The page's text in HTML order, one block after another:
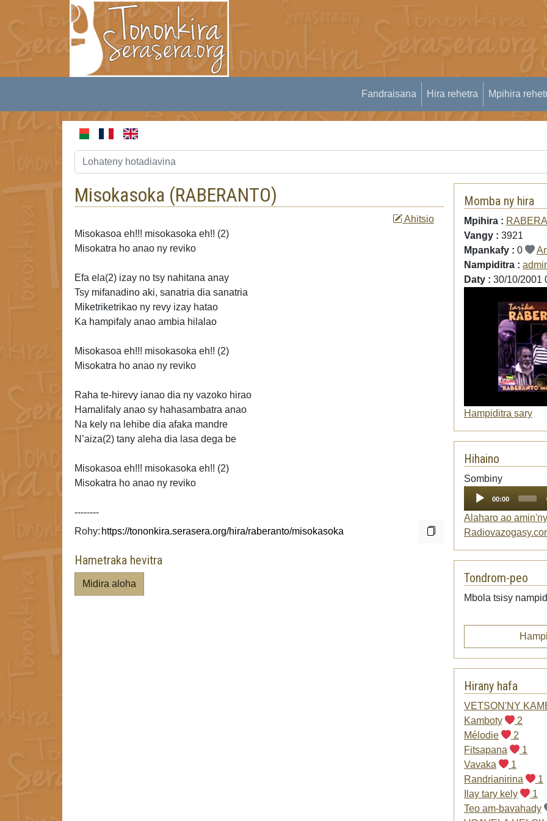
Fandraisana Hira rehetra Mpihira
Misokasoka (RABERANTO)
Ahitsio
Misokasoa eh!!! misokasoka eh!! (2)
Misokatra ho anao ny reviko
Efa ela(2) izay no tsy nahitana anay
Tsy mifanadino aki, sanatria dia sanatria
Miketriketrikao ny revy izay hatao
Ka hampifaly anao ambia hilalao
Misokasoa eh!!! misokasoka eh!! (2)
Misokatra ho anao ny reviko
Raha te-hirevy ianao dia ny vazoko hirao
Hamalifaly anao sy hahasambatra anao
Na kely na lehibe dia afaka mandre
N’aiza(2) tany aleha dia lasa dega be
Misokasoa eh!!! misokasoka eh!! (2)
Misokatra ho anao ny reviko
--------
Rohy:
Hametraka hevitra
Midira aloha
Momba ny hira
Mpihira :
Vangy : 3921
Mpankafy : 0
Nampiditra :
Daty : 30/10/2001
Hampiditra sary
Hihaino
SombinyAudio
Player
00:00
Alaharo ao amin'ny
Tondrom-peo
Mbola tsisy
Hirany hafa
VETSON'NY
Kamboty
2
Mélodie
2
Fitsapana
1
Vavaka
1
Randrianirina
1
Ilay tary kely
1
Teo am-bavahady